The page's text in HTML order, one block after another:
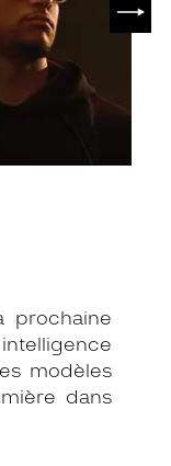
prochaine
modèles
dans